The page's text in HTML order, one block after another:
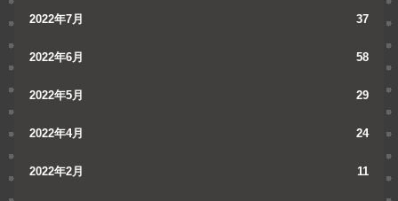
2022年7月 37
2022年6月 58
2022年5月 29
2022年4月 24
2022年2月 11